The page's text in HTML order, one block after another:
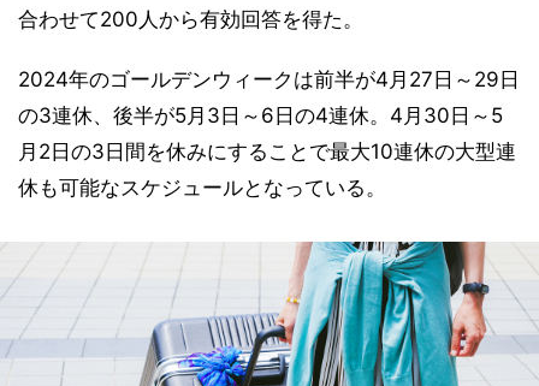
合わせて200人から有効回答を得た。
2024年のゴールデンウィークは前半が4月27日～29日
の3連休、後半が5月3日～6日の4連休。4月30日～5
月2日の3日間を休みにすることで最大10連休の大型連
休も可能なスケジュールとなっている。